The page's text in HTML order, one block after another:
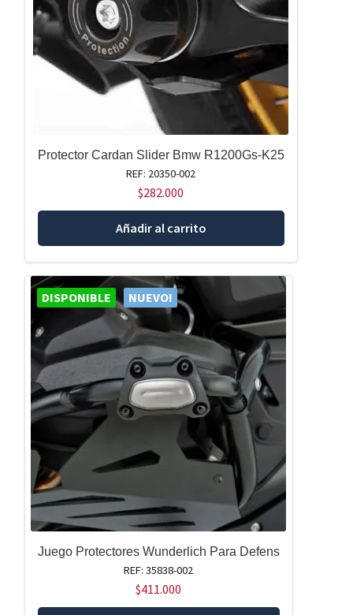
Protector Cardan Slider Bmw R1200Gs-K25
REF: 20350-002
$282.000
Añadir al carrito
DISPONIBLE NUEVO!
Juego Protectores Wunderlich Para Defens
REF: 35838-002
$411.000